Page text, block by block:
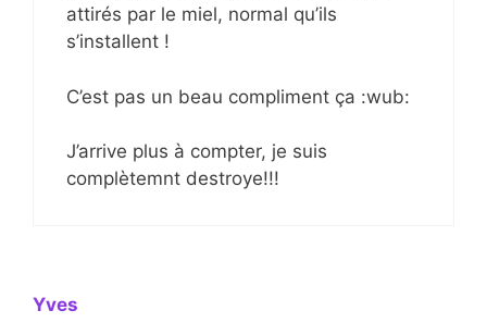
attirés par le miel, normal qu’ils
s’installent !
C’est pas un beau compliment ça :wub:
J’arrive plus à compter, je suis
complètemnt destroye!!!
Yves